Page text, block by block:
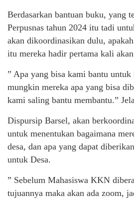
Berdasarkan bantuan buku, yang
Perpusnas tahun 2024 itu tadi
akan dikoordinasikan dulu,
itu mereka hadir pertama kali
” Apa yang bisa kami bantu untuk
mungkin mereka apa yang bisa
kami saling bantu membantu.”
Dispursip Barsel, akan
untuk menentukan bagaimana
desa, dan apa yang dapat
untuk Desa.
” Sebelum Mahasiswa KKN
tujuannya maka akan ada zoom,